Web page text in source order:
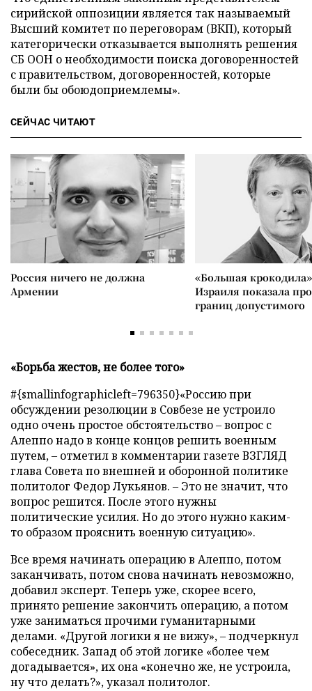
сирийской оппозиции является так называемый
Высший комитет по переговорам (ВКП), который
категорически отказывается выполнять решения
СБ ООН о необходимости поиска договоренностей
с правительством, договоренностей, которые
были бы обоюдоприемлемы».
СЕЙЧАС ЧИТАЮТ
Россия ничего не должна
Армении
«Большая
Израиля показала
границ допустимого
«Борьба жестов, не более того»
#{smallinfographicleft=796350}«Россию при
обсуждении резолюции в Совбезе не устроило
одно очень простое обстоятельство – вопрос с
Алеппо надо в конце концов решить военным
путем, – отметил в комментарии газете ВЗГЛЯД
глава Совета по внешней и оборонной политике
политолог Федор Лукьянов. – Это не значит, что
вопрос решится. После этого нужны
политические усилия. Но до этого нужно каким-
то образом прояснить военную ситуацию».
Все время начинать операцию в Алеппо, потом
заканчивать, потом снова начинать невозможно,
добавил эксперт. Теперь уже, скорее всего,
принято решение закончить операцию, а потом
уже заниматься прочими гуманитарными
делами. «Другой логики я не вижу», – подчеркнул
собеседник. Запад об этой логике «более чем
догадывается», их она «конечно же, не устроила,
ну что делать?», указал политолог.